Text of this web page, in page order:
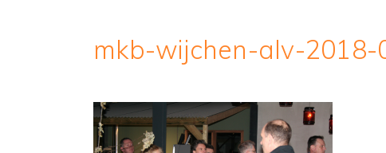
mkb-wijchen-alv-2018-